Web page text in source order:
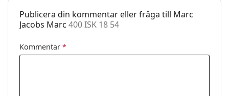
Putsduk:
Ja
Övrigt
Kön:
Publicera din kommentar eller fråga till Marc
Jacobs Marc 400 ISK 18 54
Kommentar *